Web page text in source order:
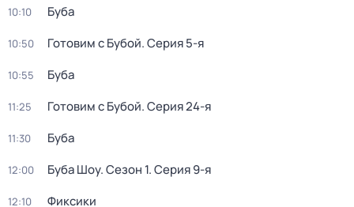
10:10 Буба
10:50 Готовим с Бубой. Серия 5-я
10:55 Буба
11:25 Готовим с Бубой. Серия 24-я
11:30 Буба
12:00 Буба Шоу. Сезон 1. Серия 9-я
12:10 Фиксики